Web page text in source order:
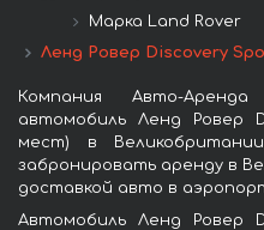
Марка Land Rover
Ленд Ровер Discovery
Компания Авто-
автомобиль Ленд Ровер
мест) в
забронировать аренду в
доставкой авто в
Автомобиль Ленд Ровер